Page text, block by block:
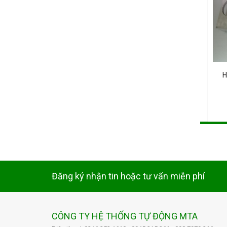
Đăng ký nhận tin hoặc tư vấn miễn phí
CÔNG TY HỆ THỐNG TỰ ĐỘNG MTA